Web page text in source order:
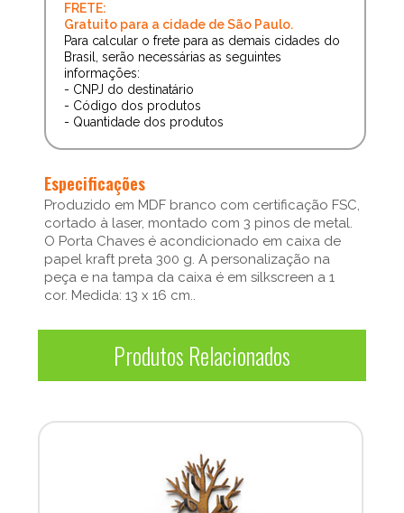
FRETE:
Gratuito para a cidade de São Paulo.
Para calcular o frete para as demais cidades do
Brasil, serão necessárias as seguintes
informações:
- CNPJ do destinatário
- Código dos produtos
- Quantidade dos produtos
Especificações
Produzido em MDF branco com certificação FSC,
cortado à laser, montado com 3 pinos de metal.
O Porta Chaves é acondicionado em caixa de
papel kraft preta 300 g. A personalização na
peça e na tampa da caixa é em silkscreen a 1
cor. Medida: 13 x 16 cm..
Produtos Relacionados